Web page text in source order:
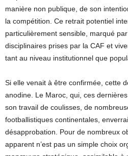
manière non publique, de son
la compétition. Ce retrait potentiel
particulièrement sensible, marqué
disciplinaires prises par la CAF et
tant au niveau institutionnel que
Si elle venait à être confirmée, cette
anodine. Le Maroc, qui, ces
son travail de coulisses, de
footballistiques continentales,
désapprobation. Pour de nombreux
apparent n’est pas un simple choix